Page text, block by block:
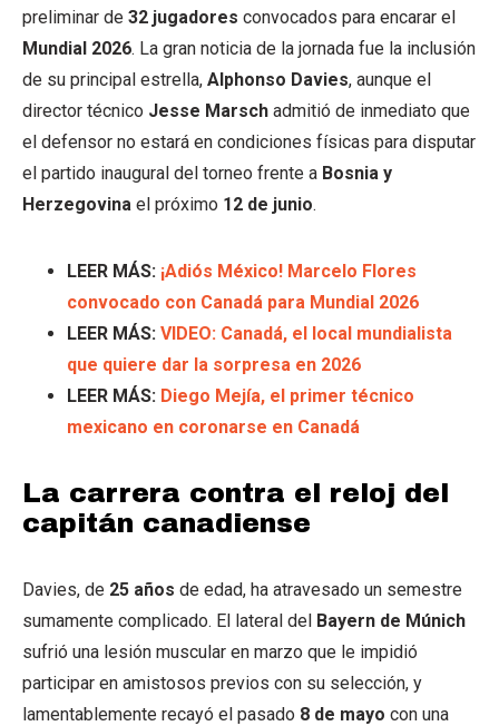
preliminar de 32 jugadores convocados para encarar el
Mundial 2026. La gran noticia de la jornada fue la inclusión
de su principal estrella, Alphonso Davies, aunque el
director técnico Jesse Marsch admitió de inmediato que
el defensor no estará en condiciones físicas para disputar
el partido inaugural del torneo frente a Bosnia y
Herzegovina el próximo 12 de junio.
LEER MÁS: ¡Adiós México! Marcelo Flores
convocado con Canadá para Mundial 2026
LEER MÁS: VIDEO: Canadá, el local mundialista
que quiere dar la sorpresa en 2026
LEER MÁS: Diego Mejía, el primer técnico
mexicano en coronarse en Canadá
La carrera contra el reloj del
capitán canadiense
Davies, de 25 años de edad, ha atravesado un semestre
sumamente complicado. El lateral del Bayern de Múnich
sufrió una lesión muscular en marzo que le impidió
participar en amistosos previos con su selección, y
lamentablemente recayó el pasado 8 de mayo con una